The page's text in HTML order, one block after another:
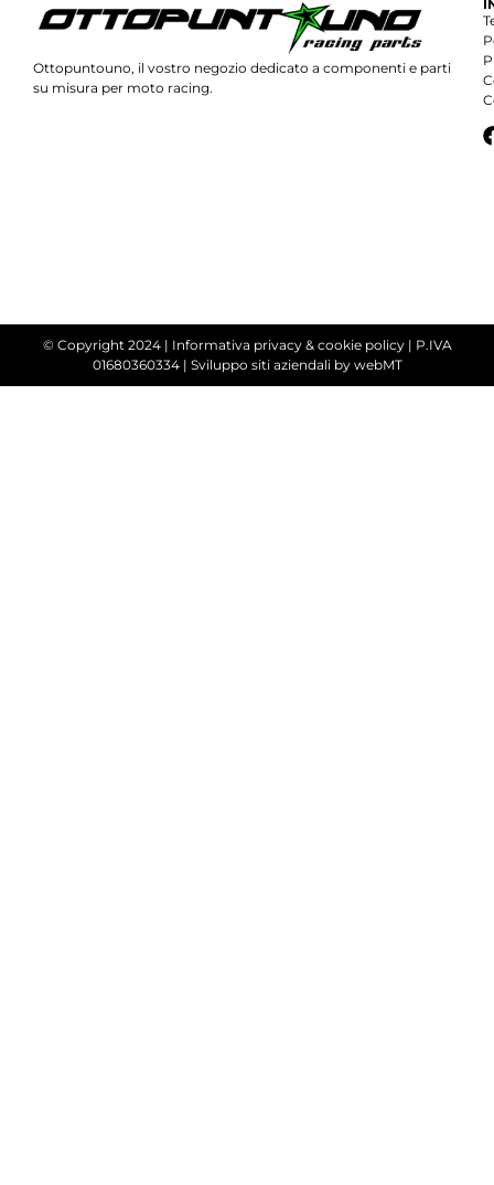
Ottopuntouno, il vostro negozio dedicato a componenti e parti
su misura per moto racing.
© Copyright 2024 | Informativa privacy & cookie policy| P.IVA
01680360334 | Sviluppo siti aziendaliby webMT